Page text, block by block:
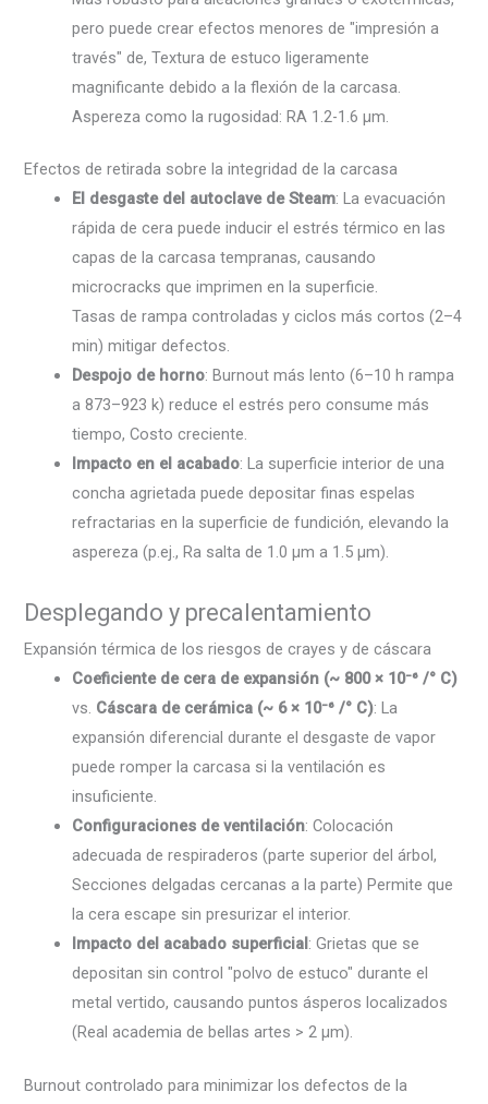
pero puede crear efectos menores de "impresión a
través" de, Textura de estuco ligeramente
magnificante debido a la flexión de la carcasa.
Aspereza como la rugosidad: RA 1.2-1.6 µm.
Efectos de retirada sobre la integridad de la carcasa
El desgaste del autoclave de Steam: La evacuación
rápida de cera puede inducir el estrés térmico en las
capas de la carcasa tempranas, causando
microcracks que imprimen en la superficie.
Tasas de rampa controladas y ciclos más cortos (2–4
min) mitigar defectos.
Despojo de horno: Burnout más lento (6–10 h rampa
a 873–923 k) reduce el estrés pero consume más
tiempo, Costo creciente.
Impacto en el acabado: La superficie interior de una
concha agrietada puede depositar finas espelas
refractarias en la superficie de fundición, elevando la
aspereza (p.ej., Ra salta de 1.0 µm a 1.5 µm).
Desplegando y precalentamiento
Expansión térmica de los riesgos de crayes y de cáscara
Coeficiente de cera de expansión (~ 800 × 10⁻⁶ /° C)
vs. Cáscara de cerámica (~ 6 × 10⁻⁶ /° C): La
expansión diferencial durante el desgaste de vapor
puede romper la carcasa si la ventilación es
insuficiente.
Configuraciones de ventilación: Colocación
adecuada de respiraderos (parte superior del árbol,
Secciones delgadas cercanas a la parte) Permite que
la cera escape sin presurizar el interior.
Impacto del acabado superficial: Grietas que se
depositan sin control "polvo de estuco" durante el
metal vertido, causando puntos ásperos localizados
(Real academia de bellas artes > 2 µm).
Burnout controlado para minimizar los defectos de la